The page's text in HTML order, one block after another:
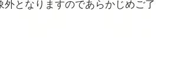
外となりますのであらかじめご了